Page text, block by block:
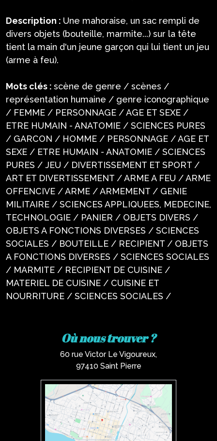
Description : Une mahoraise, un sac rempli de
divers objets (bouteille, marmite...) sur la tête
tient la main d'un jeune garçon qui lui tient un jeu
(arme à feu).
Mots clés : scène de genre / scènes /
représentation humaine / genre iconographique
/ FEMME / PERSONNAGE / AGE ET SEXE /
ETRE HUMAIN - ANATOMIE / SCIENCES PURES
/ GARCON / HOMME / PERSONNAGE / AGE ET
SEXE / ETRE HUMAIN - ANATOMIE / SCIENCES
PURES / JEU / DIVERTISSEMENT ET SPORT /
ART ET DIVERTISSEMENT / ARME A FEU / ARME
OFFENCIVE / ARME / ARMEMENT / GENIE
MILITAIRE / SCIENCES APPLIQUEES, MEDECINE,
TECHNOLOGIE / PANIER / OBJETS DIVERS /
OBJETS A FONCTIONS DIVERSES / SCIENCES
SOCIALES / BOUTEILLE / RECIPIENT / OBJETS
A FONCTIONS DIVERSES / SCIENCES SOCIALES
/ MARMITE / RECIPIENT DE CUISINE /
MATERIEL DE CUISINE / CUISINE ET
NOURRITURE / SCIENCES SOCIALES /
Où nous trouver ?
60 rue Victor Le Vigoureux,
97410 Saint Pierre